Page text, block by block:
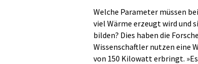
Welche Parameter müssen
viel Wärme erzeugt wird und
bilden? Dies haben die
Wissenschaftler nutzen eine
von 150 Kilowatt erbringt.